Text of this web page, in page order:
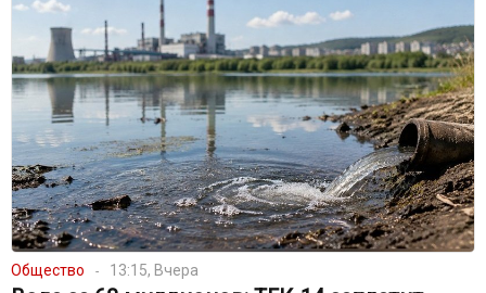
Общество 13:15, Вчера